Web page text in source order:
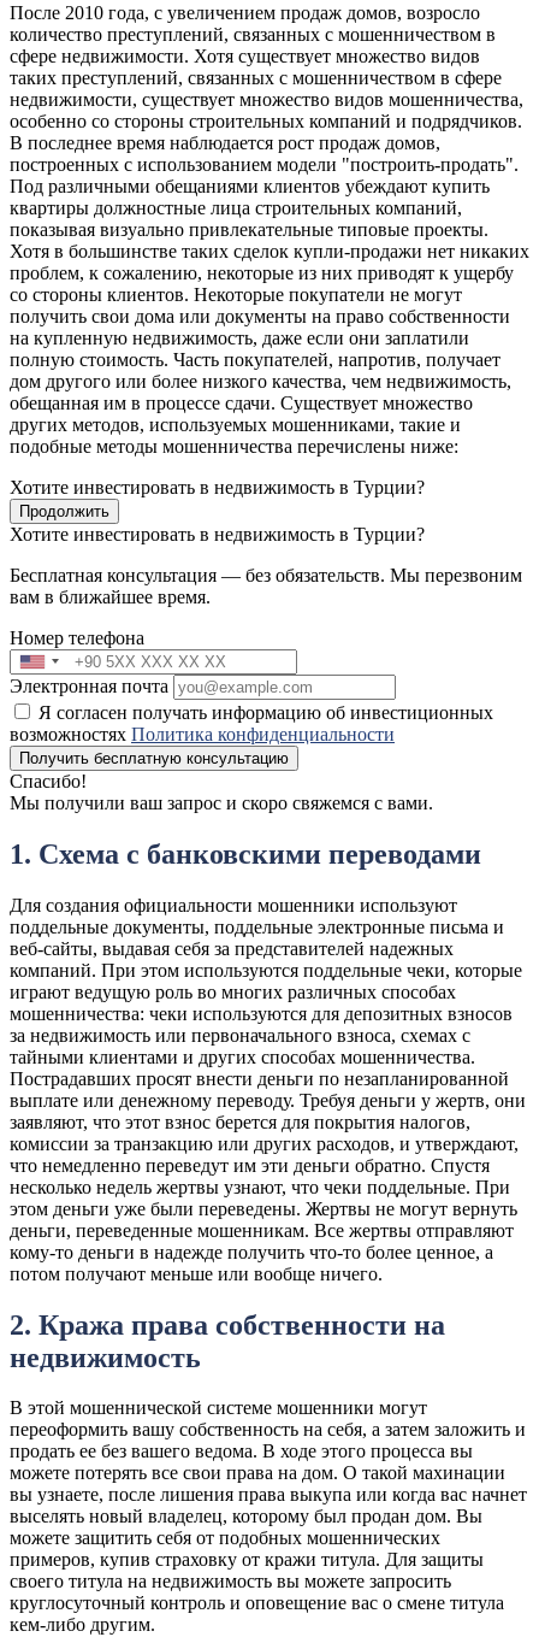
После 2010 года, с увеличением продаж домов, возросло
количество преступлений, связанных с мошенничеством в
сфере недвижимости. Хотя существует множество видов
таких преступлений, связанных с мошенничеством в сфере
недвижимости, существует множество видов мошенничества,
особенно со стороны строительных компаний и подрядчиков.
В последнее время наблюдается рост продаж домов,
построенных с использованием модели "построить-продать".
Под различными обещаниями клиентов убеждают купить
квартиры должностные лица строительных компаний,
показывая визуально привлекательные типовые проекты.
Хотя в большинстве таких сделок купли-продажи нет никаких
проблем, к сожалению, некоторые из них приводят к ущербу
со стороны клиентов. Некоторые покупатели не могут
получить свои дома или документы на право собственности
на купленную недвижимость, даже если они заплатили
полную стоимость. Часть покупателей, напротив, получает
дом другого или более низкого качества, чем недвижимость,
обещанная им в процессе сдачи. Существует множество
других методов, используемых мошенниками, такие и
подобные методы мошенничества перечислены ниже:
Хотите инвестировать в недвижимость в Турции?
Продолжить
Хотите инвестировать в недвижимость в Турции?
Бесплатная консультация — без обязательств. Мы перезвоним
вам в ближайшее время.
Номер телефона
Электронная почта
Я согласен получать информацию об инвестиционных
возможностях Политика конфиденциальности
Получить бесплатную консультацию
Спасибо!
Мы получили ваш запрос и скоро свяжемся с вами.
1. Схема с банковскими переводами
Для создания официальности мошенники используют
поддельные документы, поддельные электронные письма и
веб-сайты, выдавая себя за представителей надежных
компаний. При этом используются поддельные чеки, которые
играют ведущую роль во многих различных способах
мошенничества: чеки используются для депозитных взносов
за недвижимость или первоначального взноса, схемах с
тайными клиентами и других способах мошенничества.
Пострадавших просят внести деньги по незапланированной
выплате или денежному переводу. Требуя деньги у жертв, они
заявляют, что этот взнос берется для покрытия налогов,
комиссии за транзакцию или других расходов, и утверждают,
что немедленно переведут им эти деньги обратно. Спустя
несколько недель жертвы узнают, что чеки поддельные. При
этом деньги уже были переведены. Жертвы не могут вернуть
деньги, переведенные мошенникам. Все жертвы отправляют
кому-то деньги в надежде получить что-то более ценное, а
потом получают меньше или вообще ничего.
2. Кража права собственности на
недвижимость
В этой мошеннической системе мошенники могут
переоформить вашу собственность на себя, а затем заложить и
продать ее без вашего ведома. В ходе этого процесса вы
можете потерять все свои права на дом. О такой махинации
вы узнаете, после лишения права выкупа или когда вас начнет
выселять новый владелец, которому был продан дом. Вы
можете защитить себя от подобных мошеннических
примеров, купив страховку от кражи титула. Для защиты
своего титула на недвижимость вы можете запросить
круглосуточный контроль и оповещение вас о смене титула
кем-либо другим.